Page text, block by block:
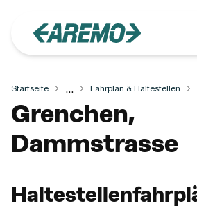
Startseite ... Fahrplan & Haltestellen
Haltestelle
Grenchen,
Dammstrasse